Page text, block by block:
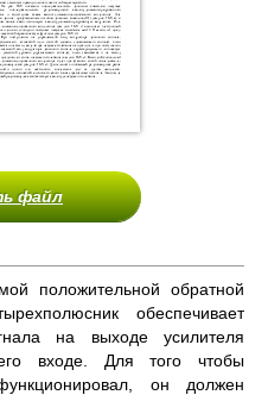
файл
положительной обратной
обеспечивает
на выходе усилителя
входе. Для того чтобы
он должен